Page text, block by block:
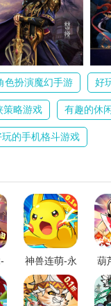
色扮演魔幻手游 好
策略游戏 有趣的休
玩的手机格斗游戏
神兽连萌-永
葫
妖